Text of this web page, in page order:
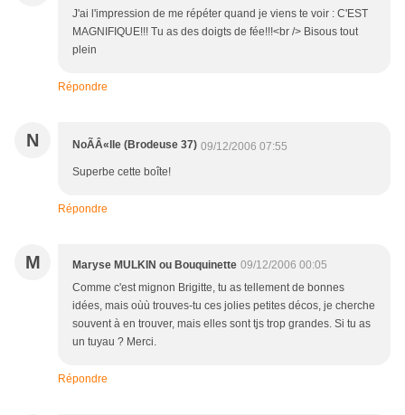
J'ai l'impression de me répéter quand je viens te voir : C'EST
MAGNIFIQUE!!! Tu as des doigts de fée!!!<br /> Bisous tout
plein
Répondre
N NoÃÂ«lle (Brodeuse 37) 09/12/2006 07:55
Superbe cette boîte!
Répondre
M Maryse MULKIN ou Bouquinette 09/12/2006 00:05
Comme c'est mignon Brigitte, tu as tellement de bonnes
idées, mais oùù trouves-tu ces jolies petites décos, je cherche
souvent à en trouver, mais elles sont tjs trop grandes. Si tu as
un tuyau ? Merci.
Répondre